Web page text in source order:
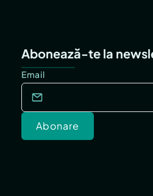
Abonează-te la
Email
Abonare